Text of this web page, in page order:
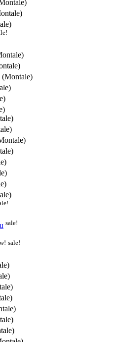
(Montale)
sale!
sale!